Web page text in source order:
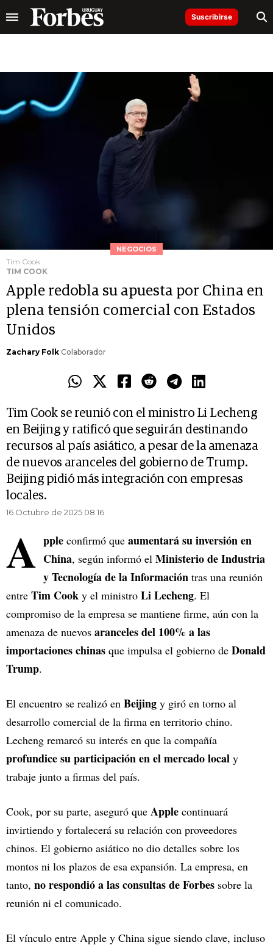
Suscribirse
NEGOCIOS
Tim Cook
TIM COOK
Apple redobla su apuesta por China en
plena tensión comercial con Estados
Unidos
Zachary Folk Colaborador
Tim Cook se reunió con el ministro Li Lecheng
en Beijing y ratificó que seguirán destinando
recursos al país asiático, a pesar de la amenaza
de nuevos aranceles del gobierno de Trump.
Beijing pidió más integración con empresas
locales.
16 Octubre de 2025 08.16
A pple confirmó que aumentará su inversión en
China, según informó el Ministerio de Industria
y Tecnología de la Información tras una reunión
entre Tim Cook y el ministro Li Lecheng. El
compromiso de la empresa se mantiene firme, aún con la
amenaza de nuevos aranceles del 100% a las
importaciones chinas que impulsa el gobierno de Donald
Trump.
El encuentro se realizó en Beijing y giró en torno al
desarrollo comercial de la firma en territorio chino.
Lecheng remarcó su interés en que la compañía
profundice su participación en el mercado local y
trabaje junto a firmas del país.
Cook, por su parte, aseguró que Apple continuará
invirtiendo y fortalecerá su relación con proveedores
chinos. El gobierno asiático no dio detalles sobre los
montos ni los plazos de esa expansión. La empresa, en
tanto, no respondió a las consultas de Forbes sobre la
reunión ni el comunicado.
El vínculo entre Apple y China sigue siendo clave, incluso